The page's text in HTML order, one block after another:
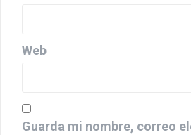
Web
Guarda mi nombre, correo